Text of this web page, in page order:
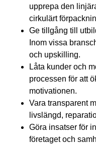
upprepa den
cirkulärt
Ge tillgång till
Inom vissa
och upskilling.
Låta kunder och
processen för att
motivationen.
Vara transparent
livslängd,
Göra insatser för
företaget och